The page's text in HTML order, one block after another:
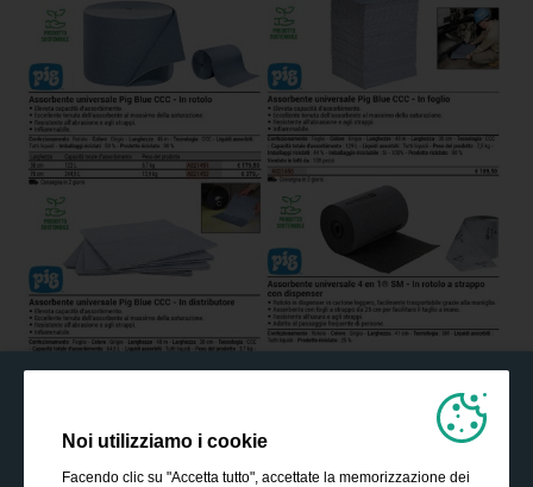
Noi utilizziamo i cookie
Facendo clic su "Accetta tutto", accettate la memorizzazione dei